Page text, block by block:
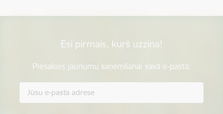
Esi pirmais, kurš uzzina!
Piesakies jaunumu saņemšanai savā e-pastā.